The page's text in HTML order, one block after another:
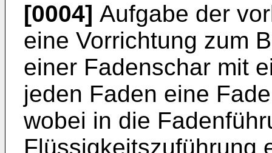
[0004] Aufgabe der
eine Vorrichtung zum
einer Fadenschar mit
jeden Faden eine
wobei in die
Flüssigkeitszuführung